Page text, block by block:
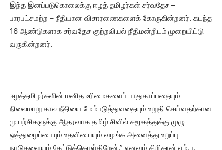
இந்த இனப்படுகொலைக்கு ஈழத் தமிழர்கள் சர்வதேச –
பாரபட்சமற்ற – நீதியான விசாரணைகளைக் கோருகின்றனர். கடந்த
16 ஆண்டுகளாக சர்வதேச குற்றவியல் நீதிமன்றிடம் முறையிட்டு
வருகின்றனர்.
ஈழத்தமிழர்களின் மனித உரிமைகளைப் பாதுகாப்பதையும்
நிலைமாறு கால நீதியை மேம்படுத்துவதையும் உறுதி செய்வதற்கான
முயற்சிகளுக்கு ஆதரவாக தமிழ் சிவில் சமூகத்துக்கு முழு
ஒத்துழைப்பையும் உதவியையும் வழங்க அனைத்து உறுப்பு
நாடுகளையும் கேட்டுக்கொள்கிறேன்.” எனவும் சிறிதரன் எம்.ப.